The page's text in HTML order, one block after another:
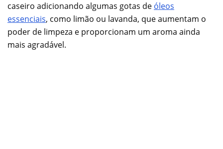
caseiro adicionando algumas gotas de óleos
essenciais, como limão ou lavanda, que aumentam o
poder de limpeza e proporcionam um aroma ainda
mais agradável.